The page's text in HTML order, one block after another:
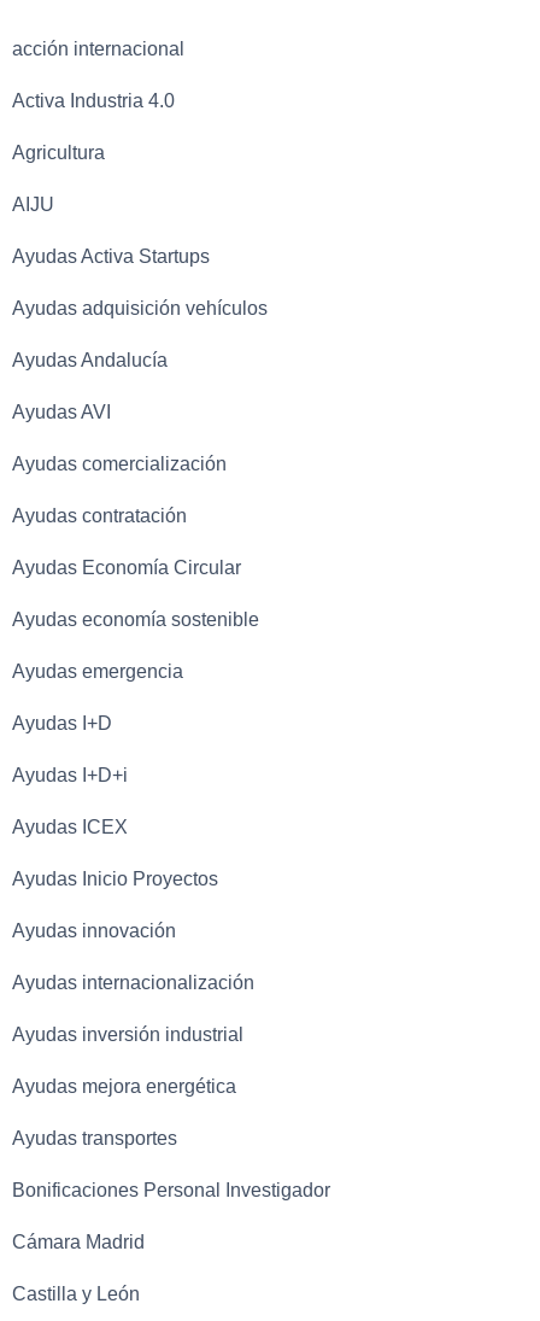
acción internacional
Activa Industria 4.0
Agricultura
AIJU
Ayudas Activa Startups
Ayudas adquisición vehículos
Ayudas Andalucía
Ayudas AVI
Ayudas comercialización
Ayudas contratación
Ayudas Economía Circular
Ayudas economía sostenible
Ayudas emergencia
Ayudas I+D
Ayudas I+D+i
Ayudas ICEX
Ayudas Inicio Proyectos
Ayudas innovación
Ayudas internacionalización
Ayudas inversión industrial
Ayudas mejora energética
Ayudas transportes
Bonificaciones Personal Investigador
Cámara Madrid
Castilla y León